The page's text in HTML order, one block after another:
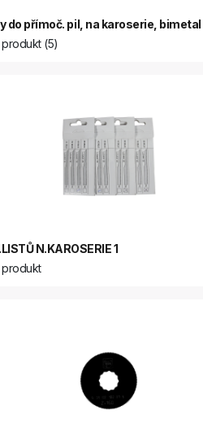
do přímoč. pil, na karoserie, bimetal
(5)
N.KAROSERIE 1